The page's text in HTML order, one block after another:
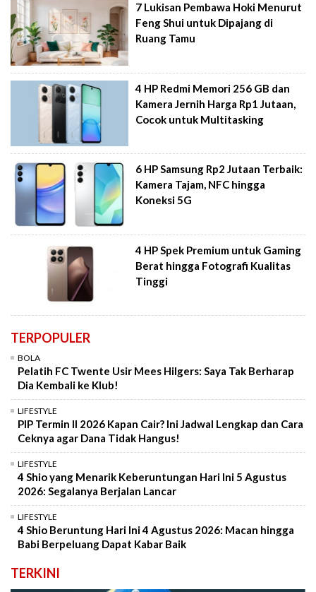
7 Lukisan Pembawa Hoki Menurut
Feng Shui untuk Dipajang di
Ruang Tamu
4 HP Redmi Memori 256 GB dan
Kamera Jernih Harga Rp1 Jutaan,
Cocok untuk Multitasking
6 HP Samsung Rp2 Jutaan Terbaik:
Kamera Tajam, NFC hingga
Koneksi 5G
4 HP Spek Premium untuk Gaming
Berat hingga Fotografi Kualitas
Tinggi
TERPOPULER
BOLA
Pelatih FC Twente Usir Mees Hilgers: Saya Tak Berharap
Dia Kembali ke Klub!
LIFESTYLE
PIP Termin II 2026 Kapan Cair? Ini Jadwal Lengkap dan Cara
Ceknya agar Dana Tidak Hangus!
LIFESTYLE
4 Shio yang Menarik Keberuntungan Hari Ini 5 Agustus
2026: Segalanya Berjalan Lancar
LIFESTYLE
4 Shio Beruntung Hari Ini 4 Agustus 2026: Macan hingga
Babi Berpeluang Dapat Kabar Baik
TERKINI